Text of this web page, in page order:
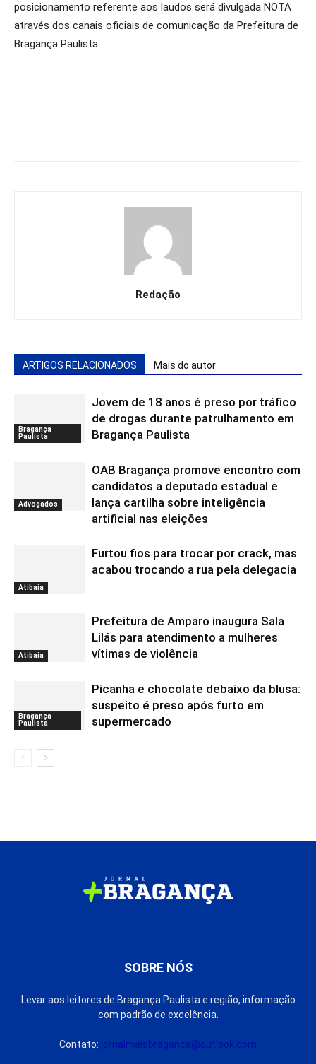
posicionamento referente aos laudos será divulgada NOTA
através dos canais oficiais de comunicação da Prefeitura de
Bragança Paulista.
Redação
ARTIGOS RELACIONADOS Mais do autor
Bragança
Paulista
Jovem de 18 anos é preso por tráfico
de drogas durante patrulhamento em
Bragança Paulista
Advogados
OAB Bragança promove encontro com
candidatos a deputado estadual e
lança cartilha sobre inteligência
artificial nas eleições
Atibaia
Furtou fios para trocar por crack, mas
acabou trocando a rua pela delegacia
Atibaia
Prefeitura de Amparo inaugura Sala
Lilás para atendimento a mulheres
vítimas de violência
Bragança
Paulista
Picanha e chocolate debaixo da blusa:
suspeito é preso após furto em
supermercado
SOBRE NÓS
Levar aos leitores de Bragança Paulista e região, informação
com padrão de excelência.
Contato: jornalmaisbraganca@outlook.com